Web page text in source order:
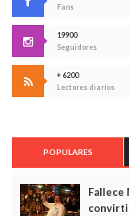
Fans
19900
Seguidores
+ 6200
Lectores diarios
POPULARES
Fallece